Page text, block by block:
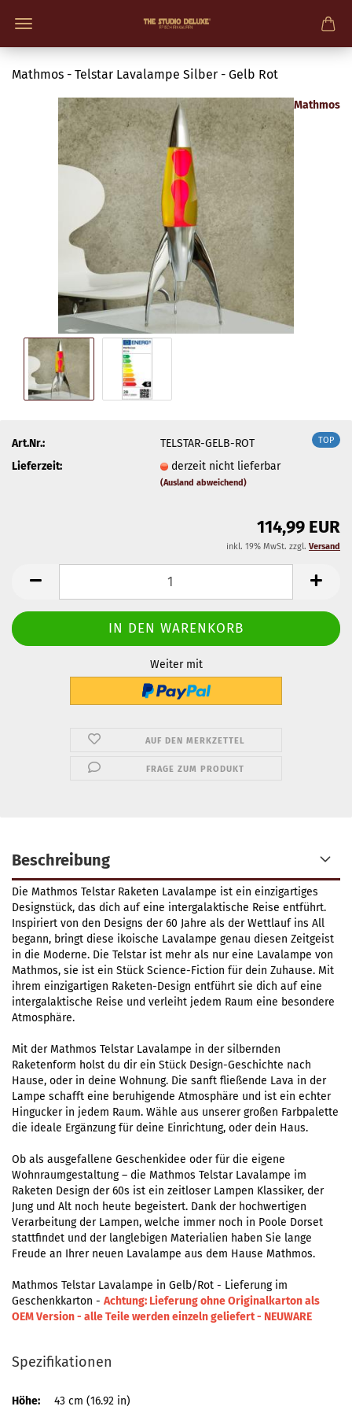
Mathmos - Telstar Lavalampe Silber - Gelb Rot
Mathmos
TOP
Art.Nr.:
TELSTAR-GELB-ROT
Lieferzeit:
derzeit nicht lieferbar
(Ausland abweichend)
114,99 EUR
inkl. 19% MwSt. zzgl. Versand
Weiter mit
AUF DEN MERKZETTEL
FRAGE ZUM PRODUKT
Beschreibung
Die Mathmos Telstar Raketen Lavalampe ist ein einzigartiges
Designstück, das dich auf eine intergalaktische Reise entführt.
Inspiriert von den Designs der 60 Jahre als der Wettlauf ins All
begann, bringt diese ikoische Lavalampe genau diesen Zeitgeist
in die Moderne. Die Telstar ist mehr als nur eine Lavalampe von
Mathmos, sie ist ein Stück Science-Fiction für dein Zuhause. Mit
ihrem einzigartigen Raketen-Design entführt sie dich auf eine
intergalaktische Reise und verleiht jedem Raum eine besondere
Atmosphäre.
Mit der Mathmos Telstar Lavalampe in der silbernden
Raketenform holst du dir ein Stück Design-Geschichte nach
Hause, oder in deine Wohnung. Die sanft fließende Lava in der
Lampe schafft eine beruhigende Atmosphäre und ist ein echter
Hingucker in jedem Raum. Wähle aus unserer großen Farbpalette
die ideale Ergänzung für deine Einrichtung, oder dein Haus.
Ob als ausgefallene Geschenkidee oder für die eigene
Wohnraumgestaltung – die Mathmos Telstar Lavalampe im
Raketen Design der 60s ist ein zeitloser Lampen Klassiker, der
Jung und Alt noch heute begeistert. Dank der hochwertigen
Verarbeitung der Lampen, welche immer noch in Poole Dorset
stattfindet und der langlebigen Materialien haben Sie lange
Freude an Ihrer neuen Lavalampe aus dem Hause Mathmos.
Mathmos Telstar Lavalampe in Gelb/Rot - Lieferung im
Geschenkkarton - Achtung: Lieferung ohne Originalkarton als
OEM Version - alle Teile werden einzeln geliefert - NEUWARE
Spezifikationen
Höhe: 43 cm (16.92 in)